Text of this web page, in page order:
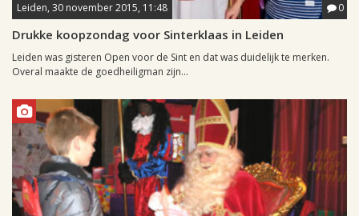
Leiden, 30 november 2015, 11:48 0
Drukke koopzondag voor Sinterklaas in Leiden
Leiden was gisteren Open voor de Sint en dat was duidelijk te merken.
Overal maakte de goedheiligman zijn...